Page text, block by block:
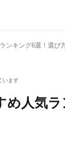
ンキング6選！選び
め人気